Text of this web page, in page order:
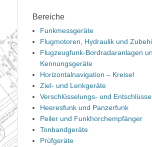
Bereiche
Funkmessgeräte
Flugmotoren, Hydraulik und
Flugzeugfunk-Bordradaranlagen
Kennungsgeräte
Horizontalnavigation – Kreisel
Ziel- und Lenkgeräte
Verschlüsselungs- und
Heeresfunk und Panzerfunk
Peiler und Funkhorchempfänger
Tonbandgeräte
Prüfgeräte